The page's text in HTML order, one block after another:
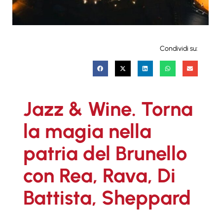
Condividi su:
Jazz & Wine. Torna
la magia nella
patria del Brunello
con Rea, Rava, Di
Battista, Sheppard